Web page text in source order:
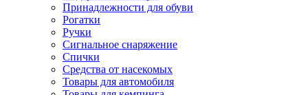
Принадлежности для обуви
Рогатки
Ручки
Сигнальное снаряжение
Спички
Средства от насекомых
Товары для автомобиля